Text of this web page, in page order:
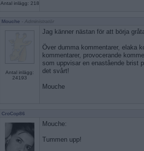
Antal inlägg: 218
Mouche - Administratör
Antal inlägg:
24193
Jag känner nästan för att börja
Över dumma kommentarer, elaka
kommentarer, provocerande
som uppvisar en enastående brist
det svårt!
Mouche
CroCop86
Mouche:
Tummen upp!